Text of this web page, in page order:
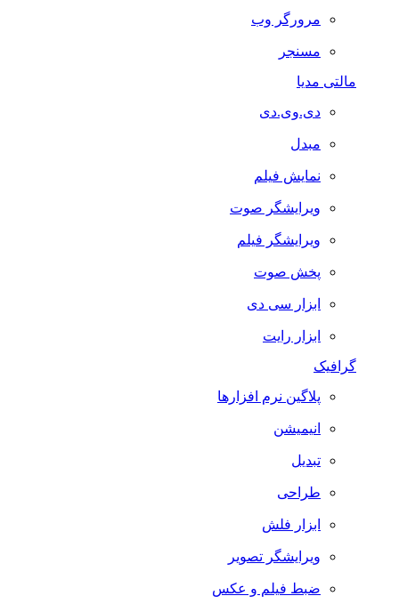
مرورگر وب
مسنجر
مالتی مدیا
دی.وی.دی
مبدل
نمایش فیلم
ویرایشگر صوت
ویرایشگر فیلم
پخش صوت
ابزار سی دی
ابزار رایت
گرافیک
پلاگین نرم افزارها
انیمیشن
تبدیل
طراحی
ابزار فلش
ویرایشگر تصویر
ضبط فيلم و عكس